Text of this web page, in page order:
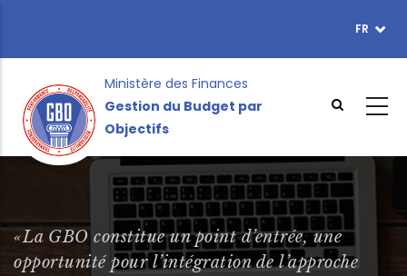
contenu
FR
Ministère des Finances
Gestion du Budget par
Objectifs
«La GBO constitue un point d’entrée, une
opportunité pour l’intégration de l’approche